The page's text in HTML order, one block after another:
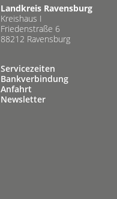
Landkreis Ravensburg
Kreishaus I
Friedenstraße 6
88212 Ravensburg
Servicezeiten
Bankverbindung
Anfahrt
Newsletter